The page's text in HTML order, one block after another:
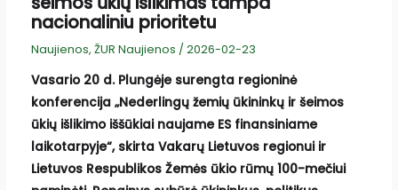
nacionaliniu prioritetu
Naujienos, ŽUR Naujienos / 2026-02-23
Vasario 20 d. Plungėje surengta regioninė
konferencija „Nederlingų žemių ūkininkų ir šeimos
ūkių išlikimo iššūkiai naujame ES finansiniame
laikotarpyje“, skirta Vakarų Lietuvos regionui ir
Lietuvos Respublikos Žemės ūkio rūmų 100-mečiui